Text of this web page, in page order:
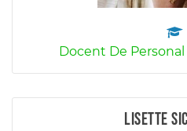
Docent De
Lisette